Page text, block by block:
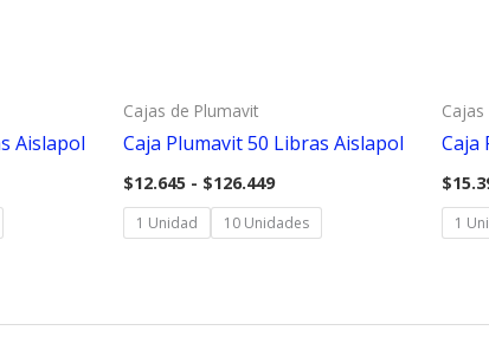
Aislapol
Cajas de Plumavit
Caja Plumavit 50 Libras Aislapol
$12.645 - $126.449Rango
precios:
desde
1 Unidad 10 Unidades
Caja
$
1